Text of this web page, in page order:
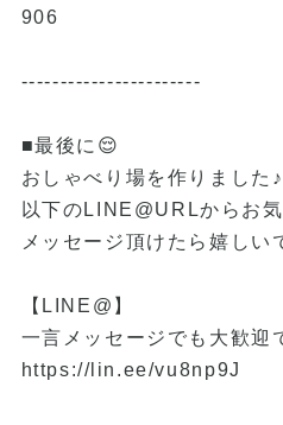
906
-----------------------
■最後に😌
おしゃべり場を作りました♪
以下のLINE@URLからお
メッセージ頂けたら嬉しい
【LINE@】
一言メッセージでも大歓迎
https://lin.ee/vu8np9J